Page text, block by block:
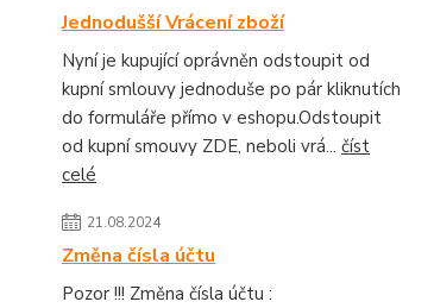
Jednodušší Vrácení zboží
Nyní je kupující oprávněn odstoupit od
kupní smlouvy jednoduše po pár kliknutích
do formuláře přímo v eshopu.Odstoupit
od kupní smouvy ZDE, neboli vrá... číst
celé
21.08.2024
Změna čísla účtu
Pozor !!! Změna čísla účtu :